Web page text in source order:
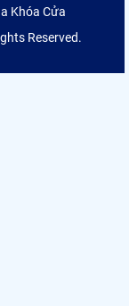
Khóa Cửa
Reserved.